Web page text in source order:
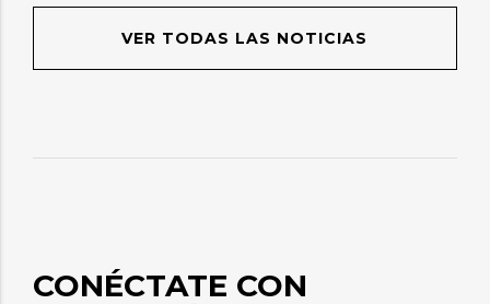
VER TODAS LAS NOTICIAS
CONÉCTATE CON